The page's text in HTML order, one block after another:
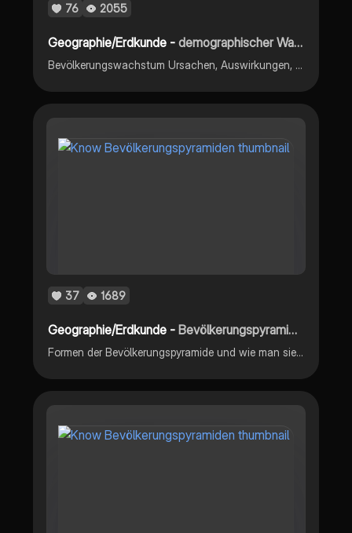
76 2055
Geographie/Erdkunde -demographischer Wandel
Bevölkerungswachstum Ursachen, Auswirkungen, Folgen, Altersstrukturdiagramm analysieren, Pyramidenformen, Bevölkerungspyramiden, Modelldes demographischen Übergangs, Wirkung
37 1689
Geographie/Erdkunde -Bevölkerungspyramiden
Formen der Bevölkerungspyramide und wie man sie auswertet